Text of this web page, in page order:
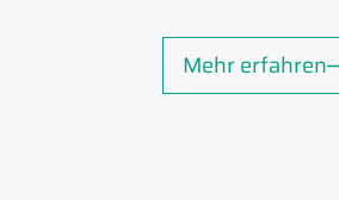
Mehr erfahren